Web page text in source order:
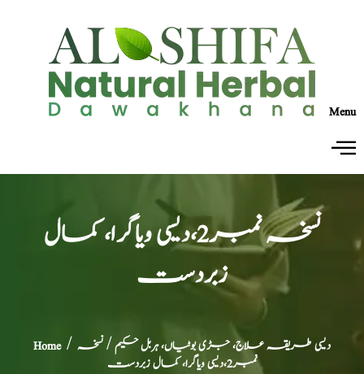
Menu
نسخہ نمبر2،دیسی ویاگرا، کمال
زبردست
Home/ دیسی طریقہ علاج، جڑی بوٹیاں، ہربل حکیم/ نسخہ
نمبر2،دیسی ویاگرا، کمال زبردست